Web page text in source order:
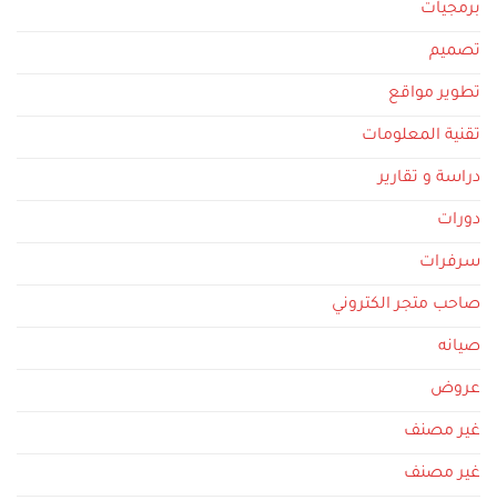
برمجيات
تصميم
تطوير مواقع
تقنية المعلومات
دراسة و تقارير
دورات
سرفرات
صاحب متجر الكتروني
صيانه
عروض
غير مصنف
غير مصنف